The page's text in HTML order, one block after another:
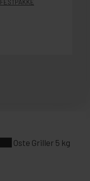
Oste Griller 5 kg